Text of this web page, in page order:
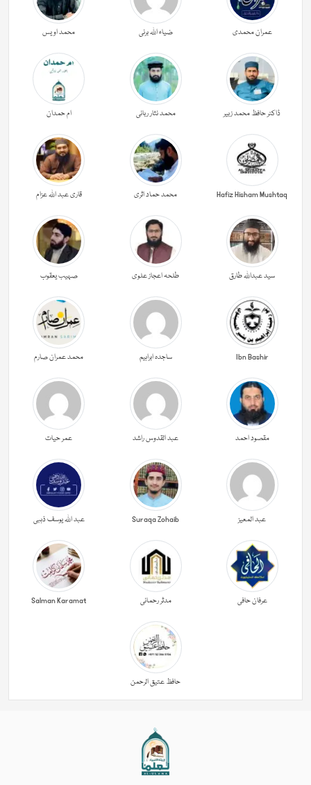
عمران محمدی ضیاء اللہ برنی محمد اویس
ڈاکٹر حافظ محمد زبیر محمد نثار ربانی ام حمدان
Hafiz Hisham Mushtaq محمد حماد اثری قاری عبد اللہ عزام
سید عبداللہ طارق طلحہ اعجاز علوی صہیب یعقوب
Ibn Bashir ساجدہ ابراہیم محمد عمران صارم
مقصود احمد عبد القدوس راشد عمر حیات
عبد المعیز Suraqa Zohaib عبد اللہ یوسف ذہبی
عرفان حافی مدثر رحمانی Salman Karamat
حافظ عتیق الرحمن